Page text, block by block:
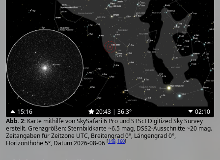
15:16 20:43 | 36.3°
02:10
Karte mithilfe von SkySafari 6 Pro und STScI Digitized Sky Survey
erstellt. Grenzgrößen: Sternbildkarte ~6.5 mag, DSS2-Ausschnitte ~20 mag.
Zeitangaben für Zeitzone UTC, Breitengrad 0°, Längengrad 0°,
Horizonthöhe 5°, Datum 2026-08-06 [149, 160]